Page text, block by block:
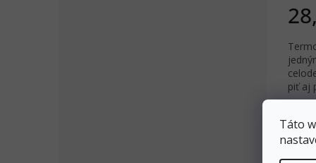
Táto
piť aj